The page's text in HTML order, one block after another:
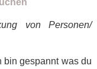
von Personen/
bin gespannt was du